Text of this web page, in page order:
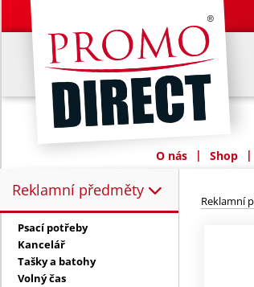
O nás | Shop |
Reklamní předměty
Reklamní předměty:
Psací potřeby
Kancelář
Tašky a batohy
Volný čas
Reklamní